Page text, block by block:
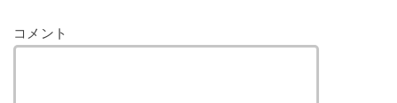
コメント